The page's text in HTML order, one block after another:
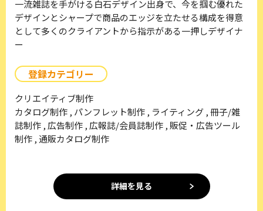
一流雑誌を手がける白石デザイン出身で、今を掴む優れた
デザインとシャープで商品のエッジを立たせる構成を得意
として多くのクライアントから指示がある一押しデザイナ
ー
登録カテゴリー
クリエイティブ制作
カタログ制作 , パンフレット制作 , ライティング , 冊子/雑
誌制作 , 広告制作 , 広報誌/会員誌制作 , 販促・広告ツール
制作 , 通販カタログ制作
詳細を見る